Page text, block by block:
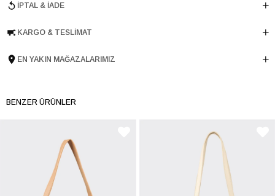
En
32 cm
Ürün Cinsi
Omuz Çantası
İPTAL & İADE
KARGO & TESLIMAT
EN YAKIN MAĞAZALARIMIZ
BENZER ÜRÜNLER